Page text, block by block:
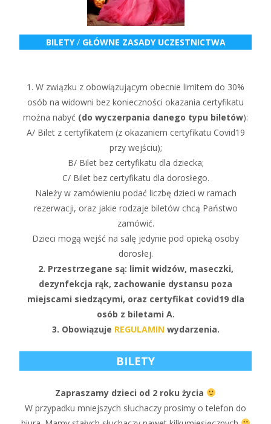
BILETY/ GŁÓWNE ZASADY UCZESTNICTWA
1. W związku z obowiązującym obecnie limitem do 30%
osób na widowni bez konieczności okazania certyfikatu
można nabyć (do wyczerpania danego typu biletów):
A/ Bilet z certyfikatem (z okazaniem certyfikatu Covid19
przy wejściu);
B/ Bilet bez certyfikatu dla dziecka;
C/ Bilet bez certyfikatu dla dorosłego.
Należy w zamówieniu podać liczbę dzieci w ramach
rezerwacji, oraz jakie rodzaje biletów chcą Państwo
zamówić.
Dzieci mogą wejść na salę jedynie pod opieką osoby
dorosłej.
2. Przestrzegane są: limit widzów, maseczki,
dezynfekcja rąk, zachowanie dystansu poza
miejscami siedzącymi, oraz certyfikat covid19 dla
osób z biletami A.
3. Obowiązuje REGULAMIN wydarzenia.
BILETY
Zapraszamy dzieci od 2 roku życia
W przypadku mniejszych słuchaczy prosimy o telefon do